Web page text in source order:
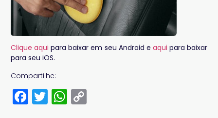
Clique aqui para baixar em seu Android e aqui para baixar
para seu iOS.
Compartilhe:
Facebook
TwitterWhatsApp